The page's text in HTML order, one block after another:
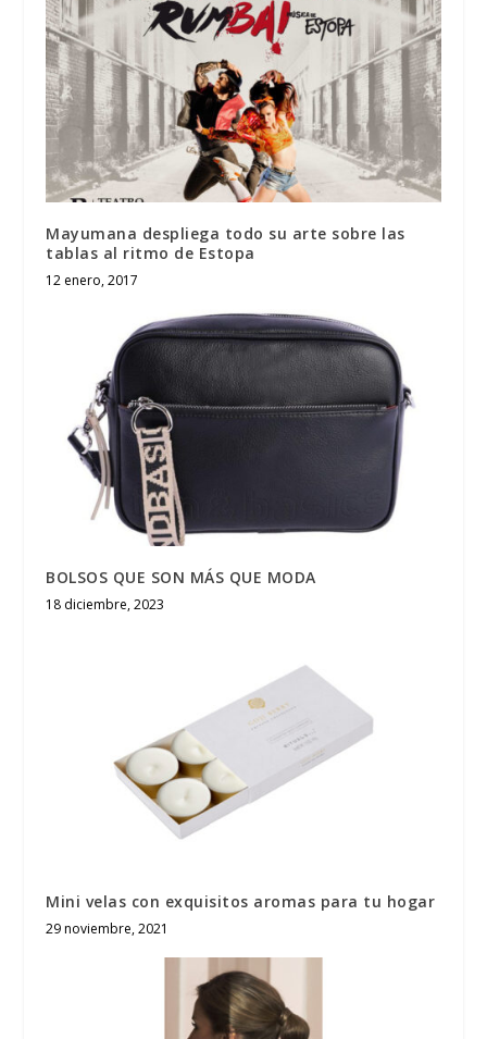
Mayumana despliega todo su arte sobre las
tablas al ritmo de Estopa
12 enero, 2017
BOLSOS QUE SON MÁS QUE MODA
18 diciembre, 2023
Mini velas con exquisitos aromas para tu hogar
29 noviembre, 2021